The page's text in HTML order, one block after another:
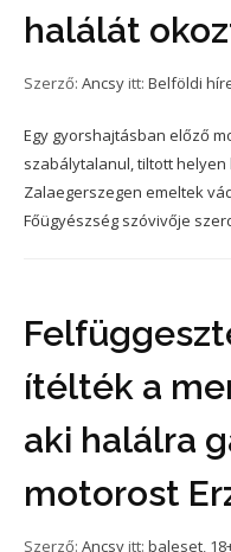
halálát
Szerző: Ancsy itt: Belföldi
Egy gyorshajtásban előző
szabálytalanul, tiltott
Zalaegerszegen emeltek
Főügyészség szóvivője
ítélték a
aki halálra
motorost
Szerző: Ancsy itt: baleset,